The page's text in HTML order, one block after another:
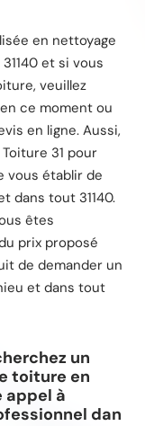
en nettoyage
et si vous
veuillez
ce moment ou
en ligne. Aussi,
31 pour
vous établir de
dans tout 31140.
êtes
prix proposé
de demander un
et dans tout
un
toiture en
appel à
dan